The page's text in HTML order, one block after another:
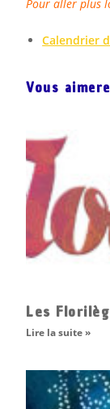
Pour aller plus
Calendrier
Vous
Les
Lire la suite »